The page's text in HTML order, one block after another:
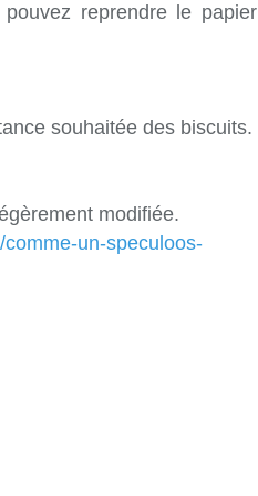
reprendre le papier
souhaitée des biscuits.
modifiée.
un-speculoos-